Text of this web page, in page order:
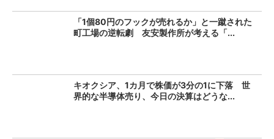
「1個80円のフックが売れるか」と一蹴された
町工場の逆転劇 友安製作所が考える「...
キオクシア、1カ月で株価が3分の1に下落 世
界的な半導体売り、今日の決算はどうな...